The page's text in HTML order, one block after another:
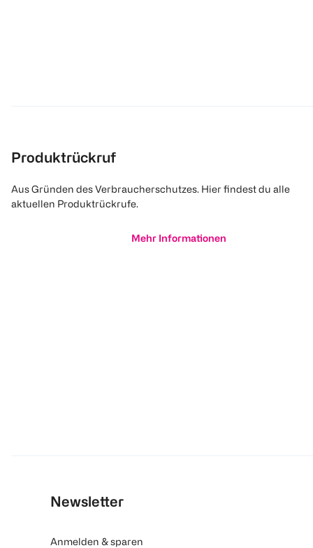
Produktrückruf
Aus Gründen des Verbraucherschutzes. Hier findest du alle
aktuellen Produktrückrufe.
Mehr Informationen
Newsletter
Anmelden & sparen